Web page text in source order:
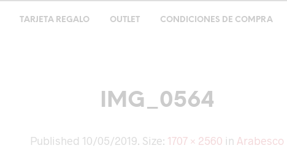
TARJETA REGALO OUTLET CONDICIONES DE COMPRA
IMG_0564
Published 10/05/2019. Size: 1707 × 2560 in Arabesco